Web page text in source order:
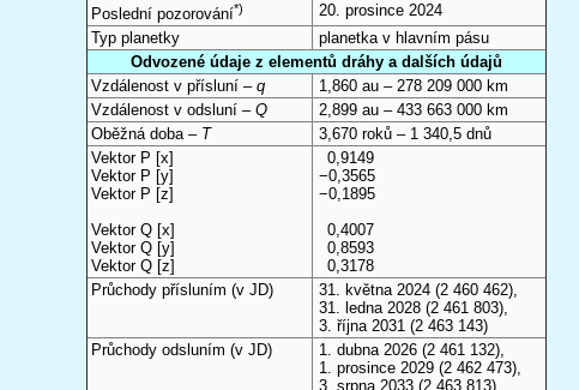
Poslední pozorování*)
20. prosince 2024
Typ planetky
planetka v hlavním pásu
Odvozené údaje z elementů dráhy a dalších údajů
Vzdálenost v přísluní – q
1,860 au – 278 209 000 km
Vzdálenost v odsluní – Q
2,899 au – 433 663 000 km
Oběžná doba – T
3,670 roků – 1 340,5 dnů
Vektor P [x]
Vektor P [y]
Vektor P [z]
Vektor Q [x]
Vektor Q [y]
Vektor Q [z]
0,9149
−0,3565
−0,1895
0,4007
0,8593
0,3178
Průchody přísluním (v JD) 31. května 2024 (2 460 462),
31. ledna 2028 (2 461 803),
3. října 2031 (2 463 143)
Průchody odsluním (v JD) 1. dubna 2026 (2 461 132),
1. prosince 2029 (2 462 473),
3. srpna 2033 (2 463 813)